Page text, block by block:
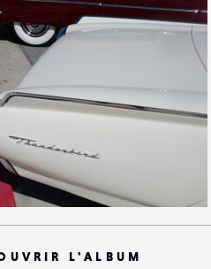
L'ALBUM